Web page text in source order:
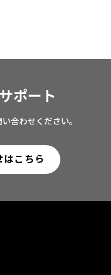
ポート
合わせください。
はこちら